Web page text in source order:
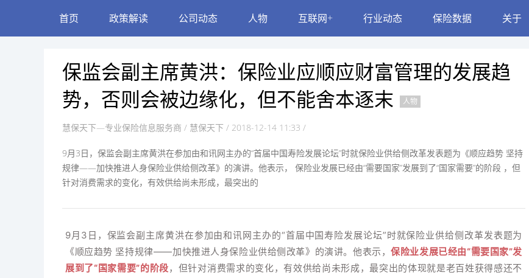
首页 政策解读 公司动态 人物 互联网+ 行业动态 保险数据 关于
保监会副主席黄洪：保险业应顺应财富管理的发展趋
势，否则会被边缘化，但不能舍本逐末
人物
慧保天下—专业保险信息服务商 / 慧保天下 / 2018-12-14 11:33 /
9月3日，保监会副主席黄洪在参加由和讯网主办的“首届中国寿险发展论坛”时就保险业供给侧改革发表题为《顺应趋势 坚持
规律——加快推进人身保险业供给侧改革》的演讲。他表示， 保险业发展已经由“需要国家”发展到了“国家需要”的阶段 ，但
针对消费需求的变化，有效供给尚未形成，最突出的
9月3日，保监会副主席黄洪在参加由和讯网主办的“首届中国寿险发展论坛”时就保险业供给侧改革发表题为
《顺应趋势 坚持规律——加快推进人身保险业供给侧改革》的演讲。他表示，保险业发展已经由“需要国家”发
展到了“国家需要”的阶段，但针对消费需求的变化，有效供给尚未形成，最突出的体现就是老百姓获得感还不